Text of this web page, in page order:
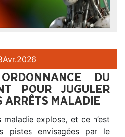
Avr.2026
DU
POUR JUGULER
ARRÊTS MALADIE
explose, et ce n’est
pistes envisagées par le